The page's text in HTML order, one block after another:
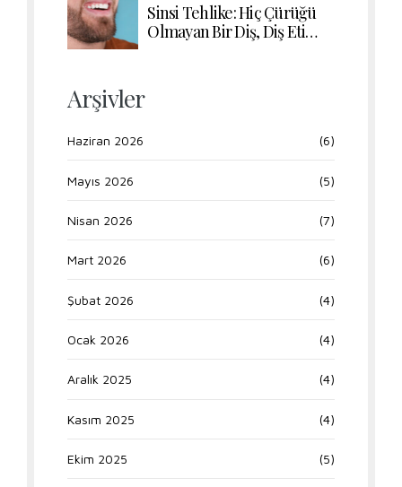
Sinsi Tehlike: Hiç Çürüğü
Olmayan Bir Diş, Diş Eti
Arşivler
Haziran 2026 (6)
Mayıs 2026 (5)
Nisan 2026 (7)
Mart 2026 (6)
Şubat 2026 (4)
Ocak 2026 (4)
Aralık 2025 (4)
Kasım 2025 (4)
Ekim 2025 (5)